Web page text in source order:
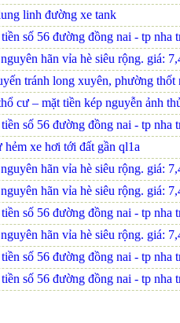
linh đường xe tank
số 56 đường đồng nai - tp nha
hãn vỉa hè siêu rộng. giá:
tránh long xuyên, phường thốt
cư – mặt tiền kép nguyễn ảnh
số 56 đường đồng nai - tp nha
xe hơi tới đất gần ql1a
hãn vỉa hè siêu rộng. giá:
hãn vỉa hè siêu rộng. giá:
số 56 đường đồng nai - tp nha
hãn vỉa hè siêu rộng. giá:
số 56 đường đồng nai - tp nha
số 56 đường đồng nai - tp nha